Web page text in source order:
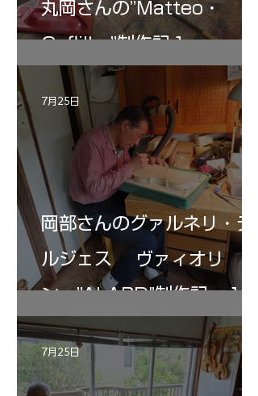
丸岡さんの”Matteo・
Gofliller”制作記１
岡部さんのグァルネリ・デ
ルジェス ヴァィオリ
ン ”ALARD"制作記 １2
7月25日
7月25日